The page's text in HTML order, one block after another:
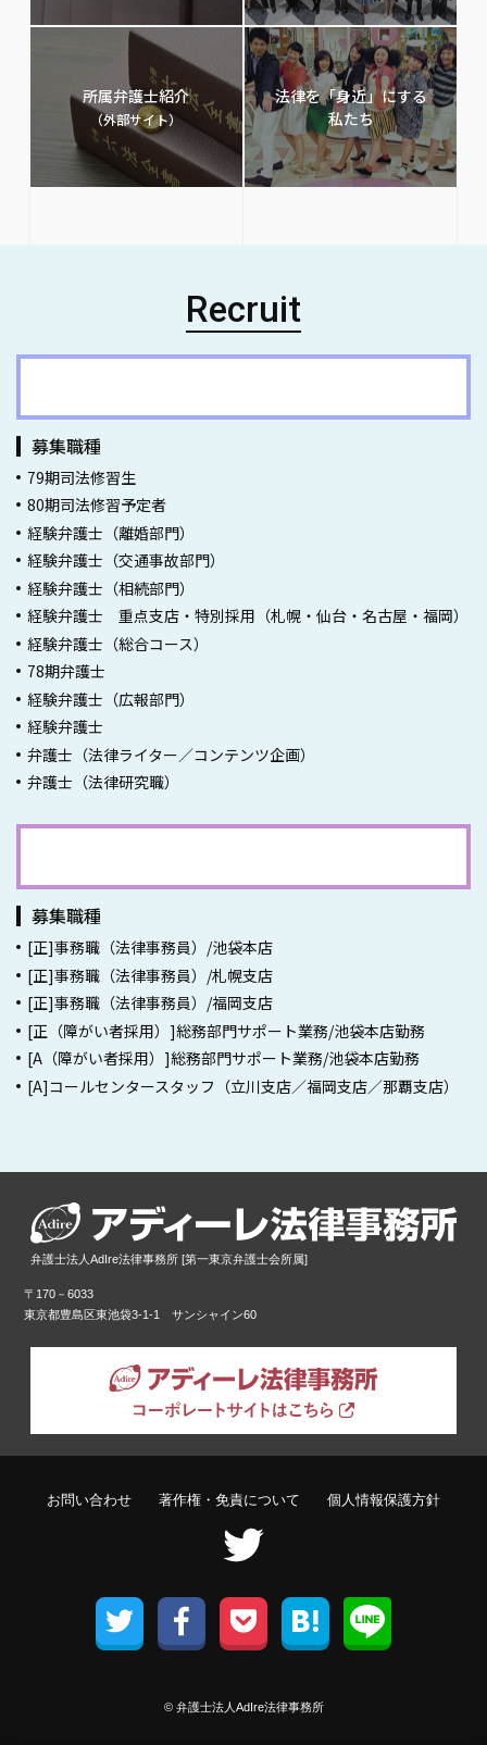
所属弁護士紹介
（外部サイト）
法律を「身近」にする
私たち
Recruit
募集職種
79期司法修習生
80期司法修習予定者
経験弁護士（離婚部門）
経験弁護士（交通事故部門）
経験弁護士（相続部門）
経験弁護士 重点支店・特別採用（札幌・仙台・名古屋・福岡）
経験弁護士（総合コース）
78期弁護士
経験弁護士（広報部門）
経験弁護士
弁護士（法律ライター／コンテンツ企画）
弁護士（法律研究職）
募集職種
[正]事務職（法律事務員）/池袋本店
[正]事務職（法律事務員）/札幌支店
[正]事務職（法律事務員）/福岡支店
[正（障がい者採用）]総務部門サポート業務/池袋本店勤務
[A（障がい者採用）]総務部門サポート業務/池袋本店勤務
[A]コールセンタースタッフ（立川支店／福岡支店／那覇支店）
弁護士法人AdIre法律事務所 [第一東京弁護士会所属]
〒170－6033
東京都豊島区東池袋3-1-1 サンシャイン60
お問い合わせ 著作権・免責について 個人情報保護方針
© 弁護士法人AdIre法律事務所